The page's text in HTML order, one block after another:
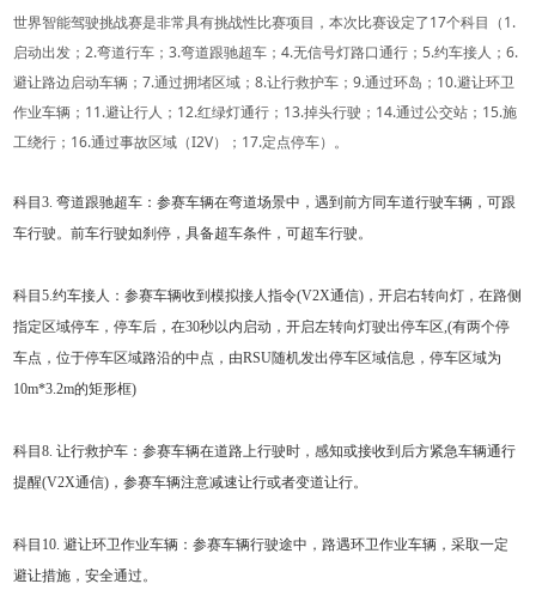
世界智能驾驶挑战赛是非常具有挑战性比赛项目，本次比赛设定了17个科目（1.
启动出发；2.弯道行车；3.弯道跟驰超车；4.无信号灯路口通行；5.约车接人；6.
避让路边启动车辆；7.通过拥堵区域；8.让行救护车；9.通过环岛；10.避让环卫
作业车辆；11.避让行人；12.红绿灯通行；13.掉头行驶；14.通过公交站；15.施
工绕行；16.通过事故区域（I2V）；17.定点停车）。
科目3. 弯道跟驰超车：参赛车辆在弯道场景中，遇到前方同车道行驶车辆，可跟
车行驶。前车行驶如刹停，具备超车条件，可超车行驶。
科目5.约车接人：参赛车辆收到模拟接人指令(V2X通信)，开启右转向灯，在路侧
指定区域停车，停车后，在30秒以内启动，开启左转向灯驶出停车区,(有两个停
车点，位于停车区域路沿的中点，由RSU随机发出停车区域信息，停车区域为
10m*3.2m的矩形框)
科目8. 让行救护车：参赛车辆在道路上行驶时，感知或接收到后方紧急车辆通行
提醒(V2X通信)，参赛车辆注意减速让行或者变道让行。
科目10. 避让环卫作业车辆：参赛车辆行驶途中，路遇环卫作业车辆，采取一定
避让措施，安全通过。